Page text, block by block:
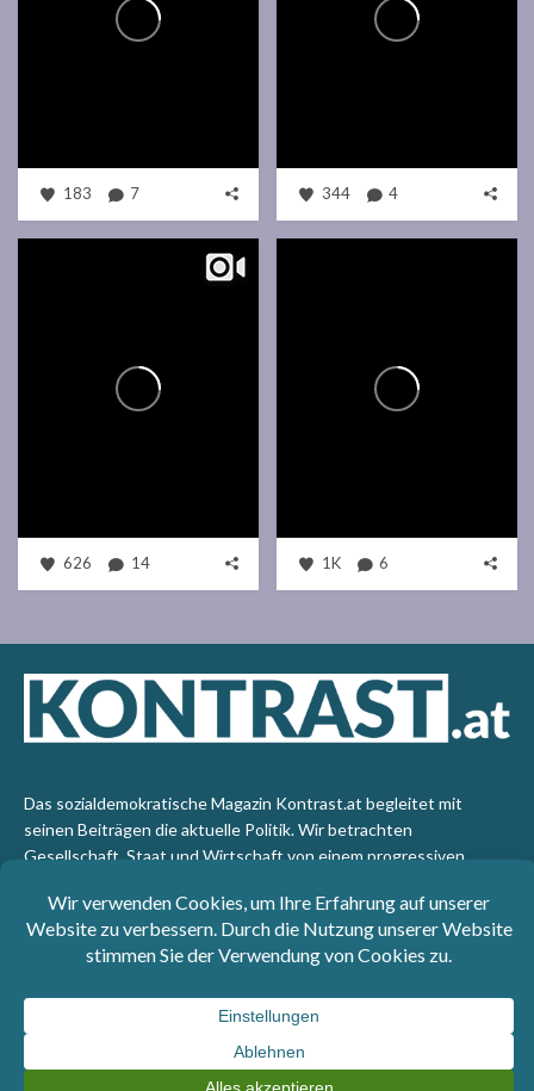
183 7 344 4
626 14 1K 6
Das sozialdemokratische Magazin Kontrast.at begleitet mit
seinen Beiträgen die aktuelle Politik. Wir betrachten
Gesellschaft, Staat und Wirtschaft von einem progressiven,
sozialen Gerechtigkeit auf die Welt.
Impressum: SPÖ-Klub - 1017 Wien - Telefon: +43 1 40110-